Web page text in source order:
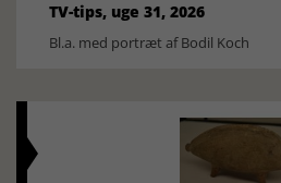
TV-tips, uge 31, 2026
Bl.a. med portræt af Bodil Koch